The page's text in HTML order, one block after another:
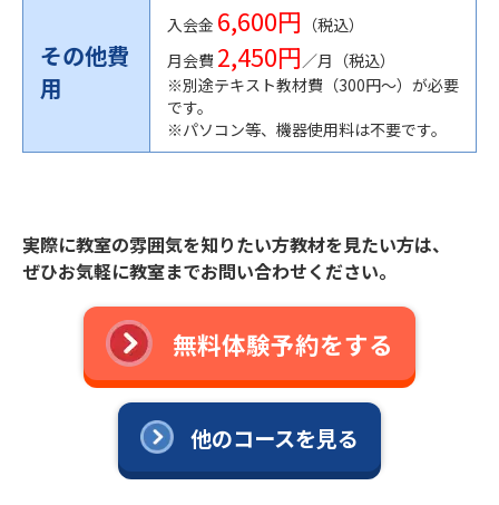
その他費
用
入会金 6,600円 （税込）
月会費 2,450円 ／月（税込）
※別途テキスト教材費（300円〜）が必要
です。
※パソコン等、機器使用料は不要です。
実際に教室の雰囲気を知りたい方教材を見たい方は、
ぜひお気軽に教室までお問い合わせください。
無料体験予約をする
他のコースを見る